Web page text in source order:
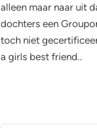
alleen maar naar uit
dochters een
toch niet
a girls best friend..